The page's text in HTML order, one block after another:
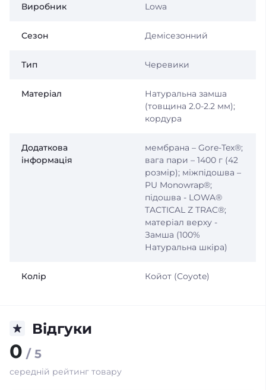
Виробник Lowa
Сезон Демісезонний
Тип Черевики
Матеріал
Натуральна замша
(товщина 2.0-2.2 мм);
кордура
Додаткова
інформація
мембрана – Gore-Tex®;
вага пари – 1400 г (42
розмір); міжпідошва –
PU Monowrap®;
підошва - LOWA®
TACTICAL Z TRAC®;
матеріал верху -
Замша (100%
Натуральна шкіра)
Колір Койот (Coyote)
Відгуки
0 / 5
середній рейтинг товару